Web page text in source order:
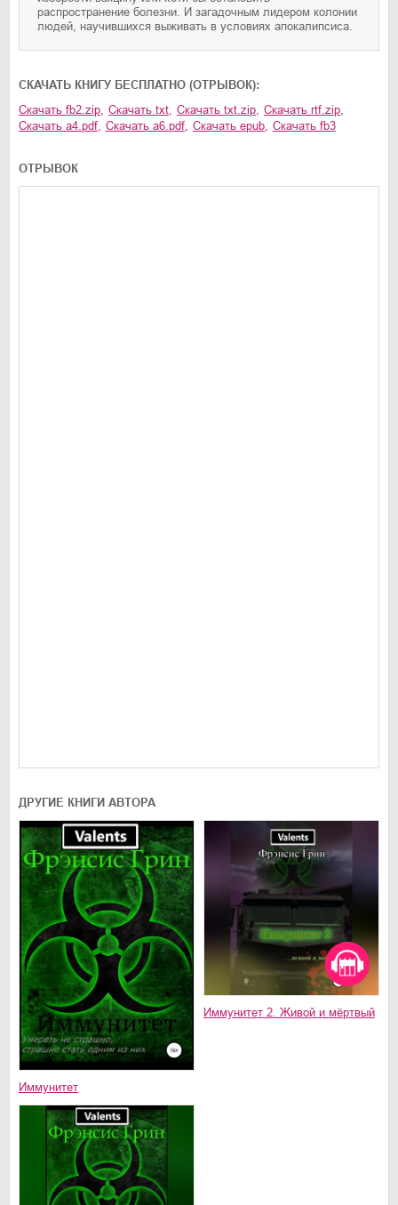
распространение болезни. И загадочным лидером колонии
людей, научившихся выживать в условиях апокалипсиса.
CКАЧАТЬ КНИГУ БЕСПЛАТНО (ОТРЫВОК):
Скачать fb2.zip, Скачать txt, Скачать txt.zip, Скачать rtf.zip,
Скачать a4.pdf, Скачать a6.pdf, Скачать epub, Скачать fb3
ОТРЫВОК
ДРУГИЕ КНИГИ АВТОРА
Иммунитет
Иммунитет 2. Живой и мёртвый